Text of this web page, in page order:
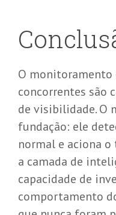
O monitoramento
concorrentes são
de visibilidade. O
fundação: ele
normal e aciona o
a camada de
capacidade de
comportamento